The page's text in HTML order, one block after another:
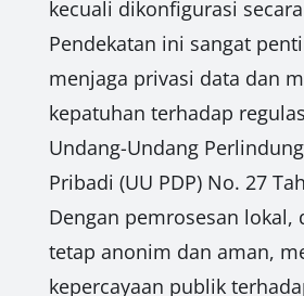
kecuali dikonfigurasi
Pendekatan ini sangat
menjaga privasi data dan
kepatuhan terhadap
Undang-Undang
Pribadi (UU PDP) No. 27
Dengan pemrosesan lokal,
tetap anonim dan aman,
kepercayaan publik